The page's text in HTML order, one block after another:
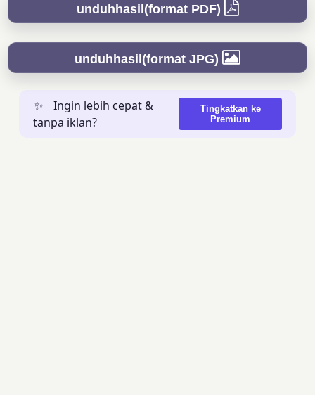
unduhhasil(format PDF)
unduhhasil(format JPG)
✨
Ingin lebih cepat &
tanpa iklan?
Tingkatkan ke
Premium